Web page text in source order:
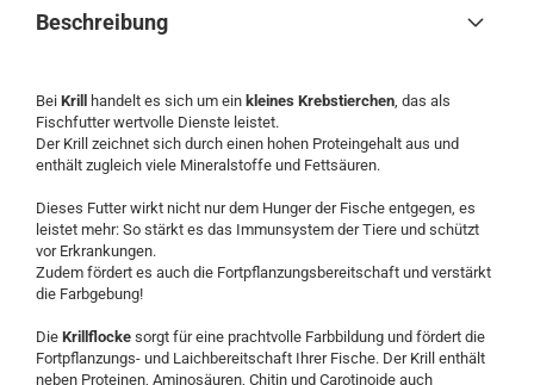
Beschreibung
Bei Krill handelt es sich um ein kleines Krebstierchen, das als
Fischfutter wertvolle Dienste leistet.
Der Krill zeichnet sich durch einen hohen Proteingehalt aus und
enthält zugleich viele Mineralstoffe und Fettsäuren.
Dieses Futter wirkt nicht nur dem Hunger der Fische entgegen, es
leistet mehr: So stärkt es das Immunsystem der Tiere und schützt
vor Erkrankungen.
Zudem fördert es auch die Fortpflanzungsbereitschaft und verstärkt
die Farbgebung!
Die Krillflocke sorgt für eine prachtvolle Farbbildung und fördert die
Fortpflanzungs- und Laichbereitschaft Ihrer Fische. Der Krill enthält
neben Proteinen, Aminosäuren, Chitin und Carotinoide auch